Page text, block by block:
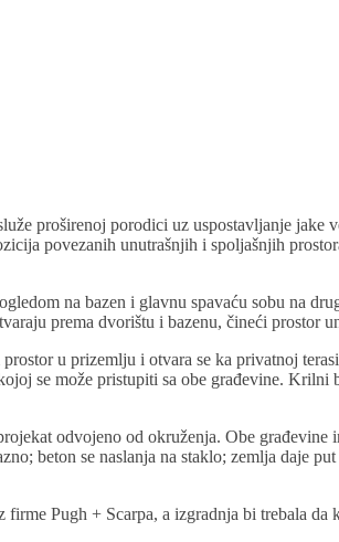
proširenoj porodici uz uspostavljanje jake
povezanih unutrašnjih i spoljašnjih
na bazen i glavnu spavaću sobu na
prema dvorištu i bazenu, čineći prostor
u prizemlju i otvara se ka privatnoj
se može pristupiti sa obe građevine.
odvojeno od okruženja. Obe građevine
beton se naslanja na staklo; zemlja daje
Pugh + Scarpa, a izgradnja bi trebala